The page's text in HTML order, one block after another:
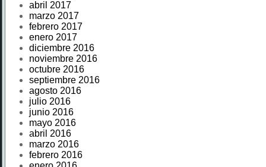
abril 2017
marzo 2017
febrero 2017
enero 2017
diciembre 2016
noviembre 2016
octubre 2016
septiembre 2016
agosto 2016
julio 2016
junio 2016
mayo 2016
abril 2016
marzo 2016
febrero 2016